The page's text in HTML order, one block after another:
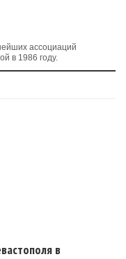
ассоциаций
в 1986 году.
в